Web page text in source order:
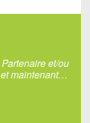
et/ou
maintenant…